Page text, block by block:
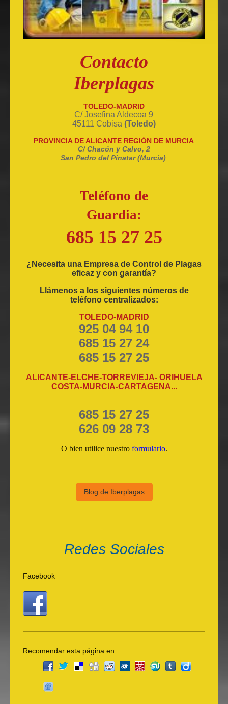
Contacto
Iberplagas
TOLEDO-MADRID
C/ Josefina Aldecoa 9
45111 Cobisa (Toledo)
PROVINCIA DE ALICANTE REGIÓN DE MURCIA
C/ Chacón y Calvo, 2
San Pedro del Pinatar (Murcia)
Teléfono de
Guardia:
685 15 27 25
¿Necesita una Empresa de Control de Plagas
eficaz y con garantía?
Llámenos a los siguientes números de
teléfono centralizados:
TOLEDO-MADRID
925 04 94 10
685 15 27 24
685 15 27 25
ALICANTE-ELCHE-TORREVIEJA- ORIHUELA
COSTA-MURCIA-CARTAGENA...
685 15 27 25
626 09 28 73
O bien utilice nuestro formulario.
Blog de Iberplagas
Redes Sociales
Facebook
Recomendar esta página en: